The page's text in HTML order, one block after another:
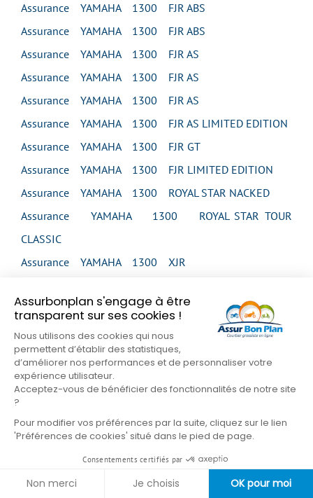
Assurbonplan s'engage à être
transparent sur ses cookies !
Nous utilisons des cookies qui nous
permettent d’établir des statistiques,
d’améliorer nos performances et de personnaliser votre
expérience utilisateur.
Acceptez-vous de bénéficier des fonctionnalités de notre site
?
Pour modifier vos préférences par la suite, cliquez sur le lien
'Préférences de cookies' situé dans le pied de page.
Consentements certifiés par
Non merci Je choisis OK pour moi
Assurance YAMAHA 1300 FJR ABS
Assurance YAMAHA 1300 FJR ABS
Assurance YAMAHA 1300 FJR AS
Assurance YAMAHA 1300 FJR AS
Assurance YAMAHA 1300 FJR AS
Assurance YAMAHA 1300 FJR AS LIMITED EDITION
Assurance YAMAHA 1300 FJR GT
Assurance YAMAHA 1300 FJR LIMITED EDITION
Assurance YAMAHA 1300 ROYAL STAR NACKED
Assurance YAMAHA 1300 ROYAL STAR TOUR
CLASSIC
Assurance YAMAHA 1300 XJR
Assurance YAMAHA 1300 XJR
Assurance YAMAHA 1300 XJR
Assurance YAMAHA 1300 XJR SP
Assurance YAMAHA 1300 XVS MIDNIGHT STAR
Assurance YAMAHA 1300 XVS TOUR CLASSIC
Assurance YAMAHA 1300 XVZ ROYAL STAR